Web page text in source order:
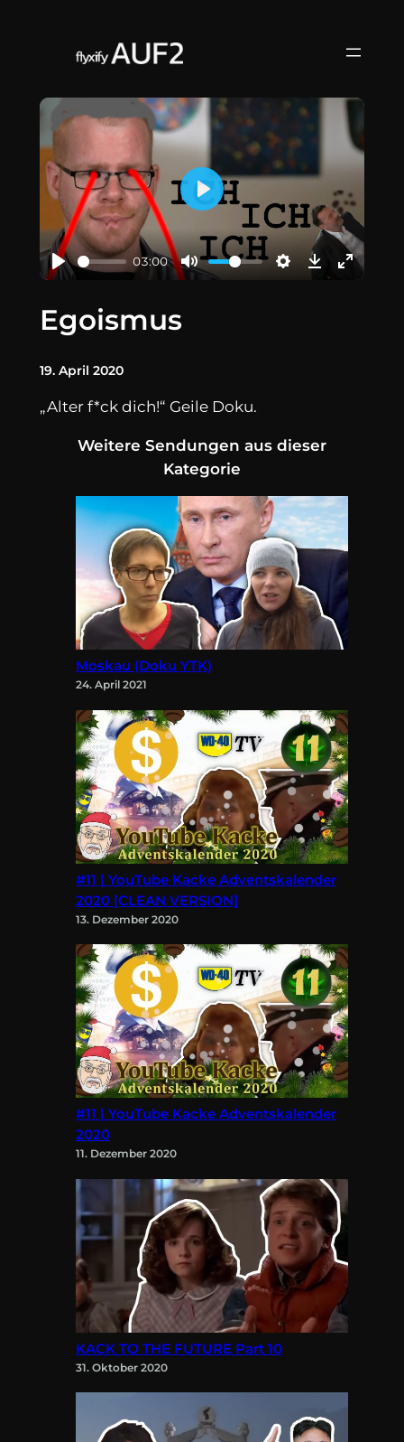
springen
03:00
Play
Egoismus
19. April 2020
„Alter f*ck dich!“ Geile Doku.
Weitere Sendungen aus dieser
Kategorie
Moskau (Doku YTK)
24. April 2021
#11 | YouTube Kacke Adventskalender
2020 [CLEAN VERSION]
13. Dezember 2020
#11 | YouTube Kacke Adventskalender
2020
11. Dezember 2020
KACK TO THE FUTURE Part 10
31. Oktober 2020